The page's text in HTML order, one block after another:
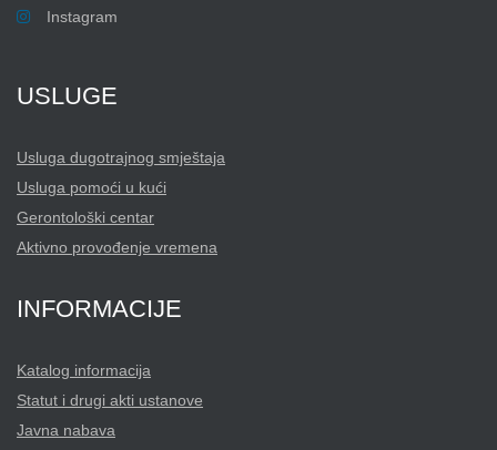
Instagram
USLUGE
Usluga dugotrajnog smještaja
Usluga pomoći u kući
Gerontološki centar
Aktivno provođenje vremena
INFORMACIJE
Katalog informacija
Statut i drugi akti ustanove
Javna nabava